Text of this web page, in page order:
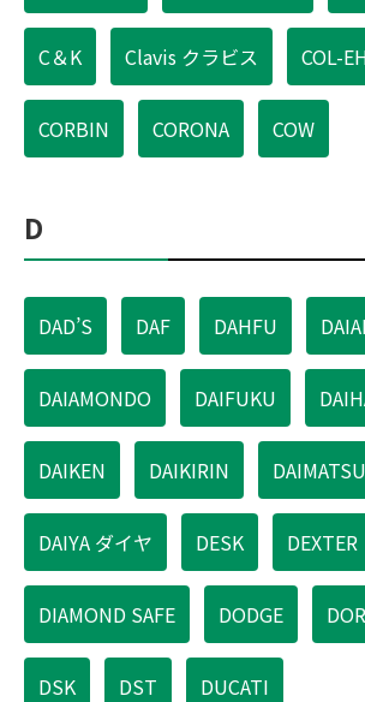
C＆K Clavis クラビス COL-
CORBIN CORONA COW
D
DAD’S DAF DAHFU
DAIAMONDO DAIFUKU
DAIKEN DAIKIRIN DAIMATSU
DAIYA ダイヤ DESK DEXTER
DIAMOND SAFE DODGE
DSK DST DUCATI